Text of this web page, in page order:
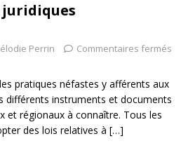
Perrin Commentaires fermés
pratiques néfastes y afférents aux
différents instruments et documents
et régionaux à connaître. Tous les
des lois relatives à […]